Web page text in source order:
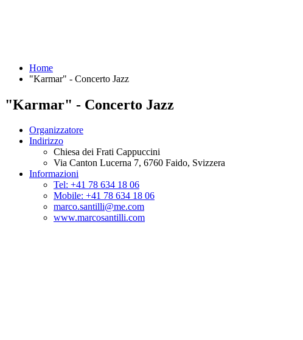
Home
"Karmar" - Concerto Jazz
"Karmar" - Concerto Jazz
Organizzatore
Indirizzo
Chiesa dei Frati Cappuccini
Via Canton Lucerna 7, 6760 Faido, Svizzera
Informazioni
Tel: +41 78 634 18 06
Mobile: +41 78 634 18 06
marco.santilli@me.com
www.marcosantilli.com